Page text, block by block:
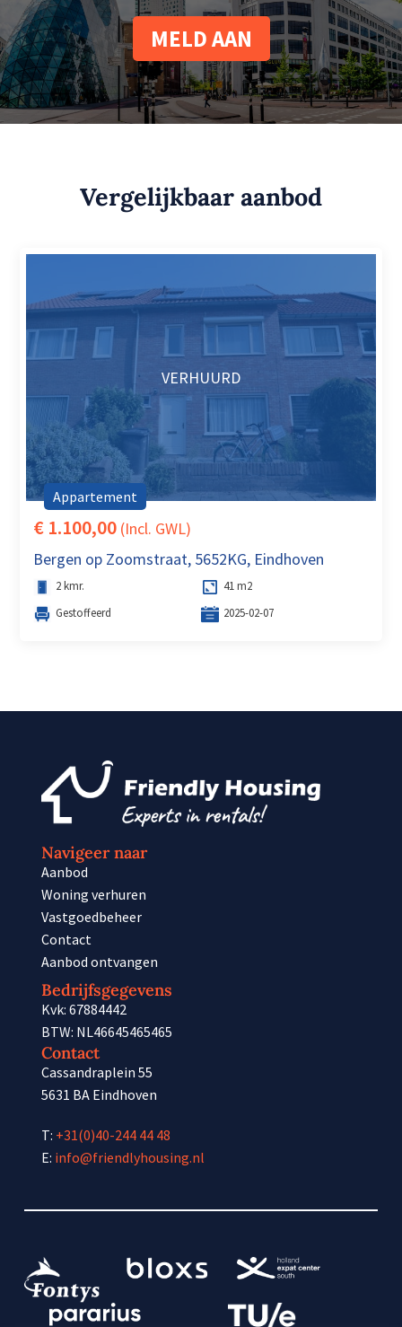
MELD AAN
Vergelijkbaar aanbod
VERHUURD
Appartement
€ 1.100,00 (Incl. GWL)
Bergen op Zoomstraat, 5652KG, Eindhoven
2 kmr.
41 m2
Gestoffeerd
2025-02-07
Navigeer naar
Aanbod
Woning verhuren
Vastgoedbeheer
Contact
Aanbod ontvangen
Bedrijfsgegevens
Kvk: 67884442
BTW: NL46645465465
Contact
Cassandraplein 55
5631 BA Eindhoven
T: +31(0)40-244 44 48
E: info@friendlyhousing.nl